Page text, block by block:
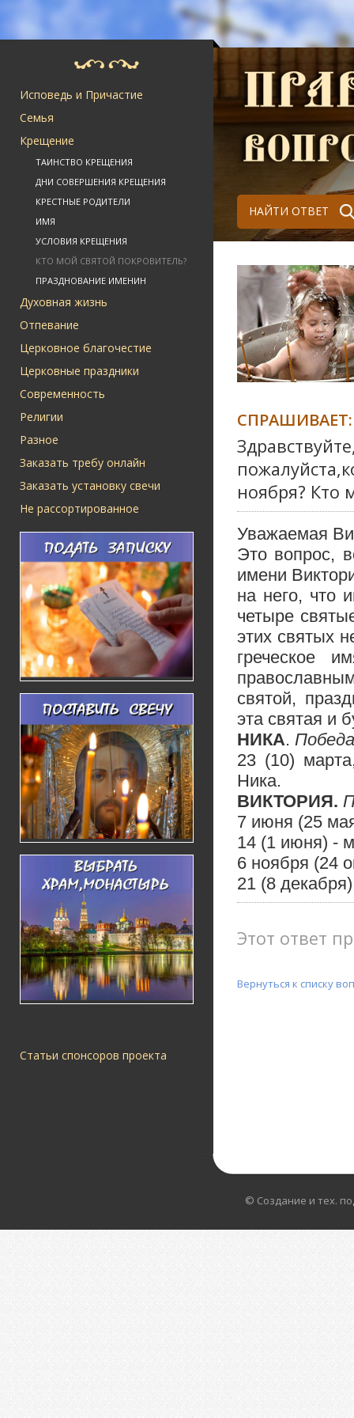
Исповедь и Причастие
Семья
Крещение
ТАИНСТВО КРЕЩЕНИЯ
ДНИ СОВЕРШЕНИЯ КРЕЩЕНИЯ
КРЕСТНЫЕ РОДИТЕЛИ
ИМЯ
УСЛОВИЯ КРЕЩЕНИЯ
КТО МОЙ СВЯТОЙ ПОКРОВИТЕЛЬ?
ПРАЗДНОВАНИЕ ИМЕНИН
Духовная жизнь
Отпевание
Церковное благочестие
Церковные праздники
Современность
Религии
Разное
Заказать требу онлайн
Заказать установку свечи
Не рассортированное
Статьи спонсоров проекта
НАЙТИ ОТВЕТ
СПРАШИВАЕТ:
ноября? Кто
Уважаемая
Это вопрос,
имени
на него, что
четыре
этих святых
греческое
святой,
эта святая и
НИКА. Победа
23 (10)
Ника.
ВИКТОРИЯ.
7 июня (25
14 (1 июня) -
6 ноября (24
21 (8
Этот ответ
Вернуться к списку
© Создание и тех.